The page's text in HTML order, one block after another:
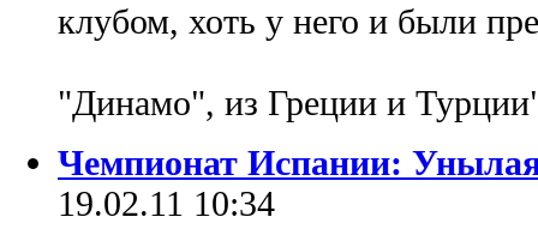
клубом, хоть у него и были
"Динамо", из Греции и
Чемпионат Испании:
19.02.11 10:34